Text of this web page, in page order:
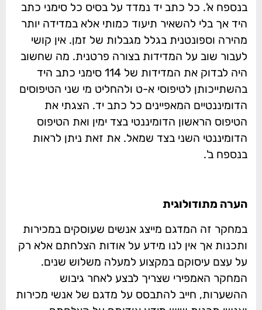
בנספח א'. כל כתב יד נמדד על בסיס כל סימני כתב
היד אך בלי להשאיר תיעוד כמותי אלא במדידה יותר
מהירה וספונטנית בגלל מגבלות של זמן. אין קושי
לעבור שוב על המדידות בצורה פרטנית. מה שחשוב
היה לבדוק את המדידות של 114 סימני כתב היד
בהשתייכותן לטיפוסי א-ט ולהחליט מי שני הטיפוסים
הדומיננטיים המאפיינים כל כתב יד. הצגתי את
הטיפוס הראשון הדומיננטי בצד ימין ואת הטיפוס
הדומיננטי השני בצד שמאל. את זאת ניתן לראות
בנספח ב'.
הערה מתודולוגית
במחקר זה המדגם מייצג אנשים שעוסקים במכירות
ותכנות אך אין לנו מידע על אודות הצלחתם אלא רק
על עצם עיסוקם במקצוע למעלה משלוש שנים.
המחקר האמפירי שצריך לבצע לאחר גיבוש
ההשערות, חייב להתבסס על מדגם של אנשי מכירות